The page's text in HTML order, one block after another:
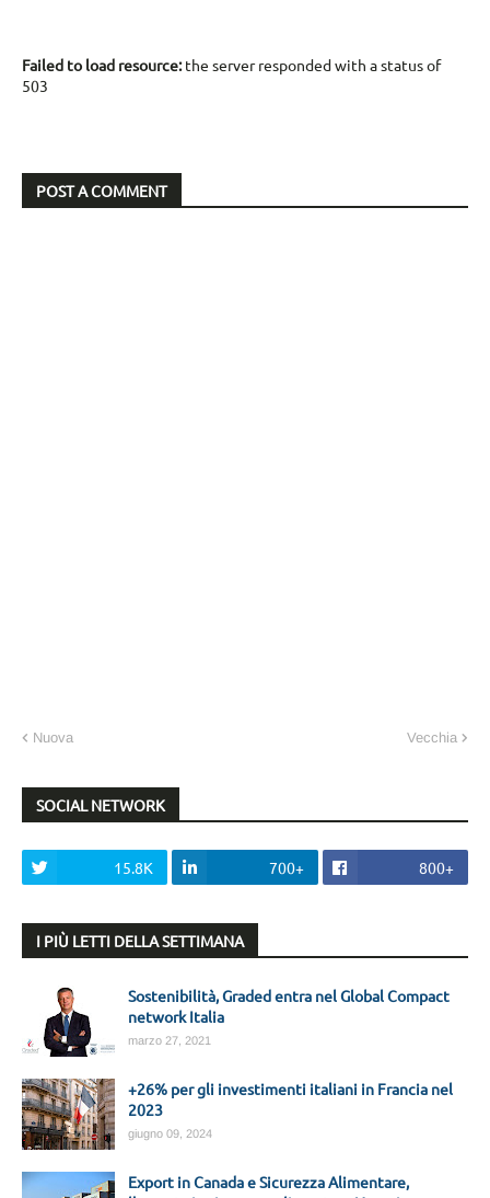
Failed to load resource:the server responded with a status of
503
POST A COMMENT
Nuova Vecchia
SOCIAL NETWORK
15.8K 700+ 800+
I PIÙ LETTI DELLA SETTIMANA
Sostenibilità, Graded entra nel Global Compact
network Italia
marzo 27, 2021
+26% per gli investimenti italiani in Francia nel
2023
giugno 09, 2024
Export in Canada e Sicurezza Alimentare,